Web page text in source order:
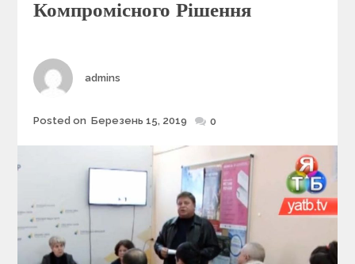
o
e
s
Компромісного Рішення
Author
admins
Posted
Posted on Березень 15, 2019 0